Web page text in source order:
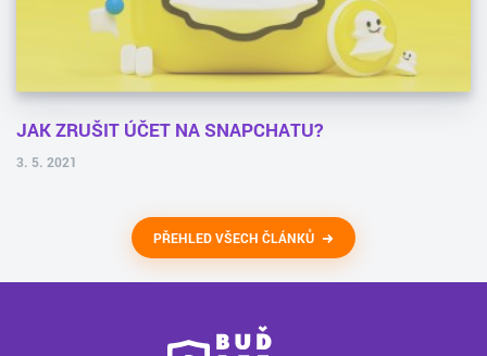
JAK ZRUŠIT ÚČET NA SNAPCHATU?
3. 5. 2021
PŘEHLED VŠECH ČLÁNKŮ